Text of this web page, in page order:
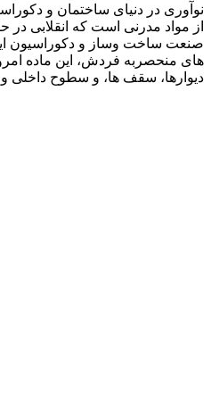
از مواد مدرنی است که انقلابی در
صنعت ساخت وساز و دکوراسیون
های منحصربه فردش، این ماده
دیوارها، سقف ها، و سطوح داخلی